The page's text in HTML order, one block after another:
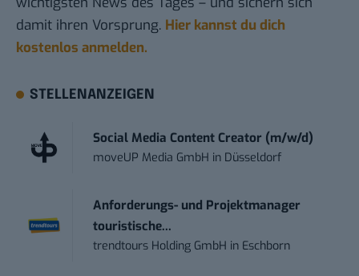
damit ihren Vorsprung. Hier kannst du dich
kostenlos anmelden.
STELLENANZEIGEN
Social Media Content Creator (m/w/d)
moveUP Media GmbH in Düsseldorf
Anforderungs- und Projektmanager
touristische...
trendtours Holding GmbH in Eschborn